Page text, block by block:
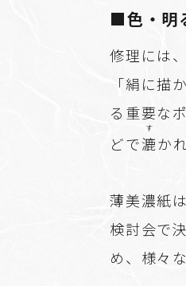
■色・明
修理には
「絹に描
る重要な
どで漉
す
か
薄美濃紙
検討会で
め、様々